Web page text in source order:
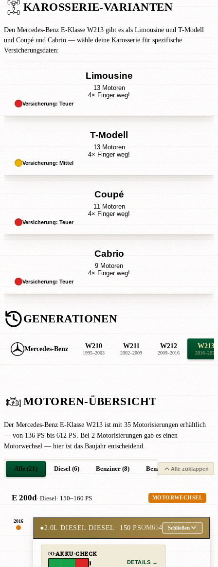
KAROSSERIE-VARIANTEN
Den Mercedes-Benz E-Klasse W213 gibt es als Limousine und T-Modell
und Coupé und Cabrio — wähle deine Karosserie für spezifische
Versicherungsdaten:
Limousine
13 Motoren
4× Finger weg!
Versicherung: Teuer
T-Modell
13 Motoren
4× Finger weg!
Versicherung: Mittel
Coupé
11 Motoren
4× Finger weg!
Versicherung: Teuer
Cabrio
9 Motoren
4× Finger weg!
Versicherung: Teuer
GENERATIONEN
Mercedes-Benz W210
1995–2003
W211
2002–2009
W212
2009–2016
W213
2016–2023
MOTOREN-ÜBERSICHT
Der Mercedes-Benz E-Klasse W213 ist mit 35 Motorisierungen erhältlich
— von 136 PS bis 612 PS. Bei 2 Motorisierungen gab es einen
Motorwechsel — hier ist das Baujahr entscheidend.
Alle (21) Diesel (6) Benziner (8) Benziner Mild-Hybrid (4)
Alle zuklappen
E 200d· Diesel· 150–160 PS MOTORWECHSEL
2016
●2.0L DIESEL DIESEL· 150 PSOM654 Schließen
AKKU-CHECK
DETAILS →